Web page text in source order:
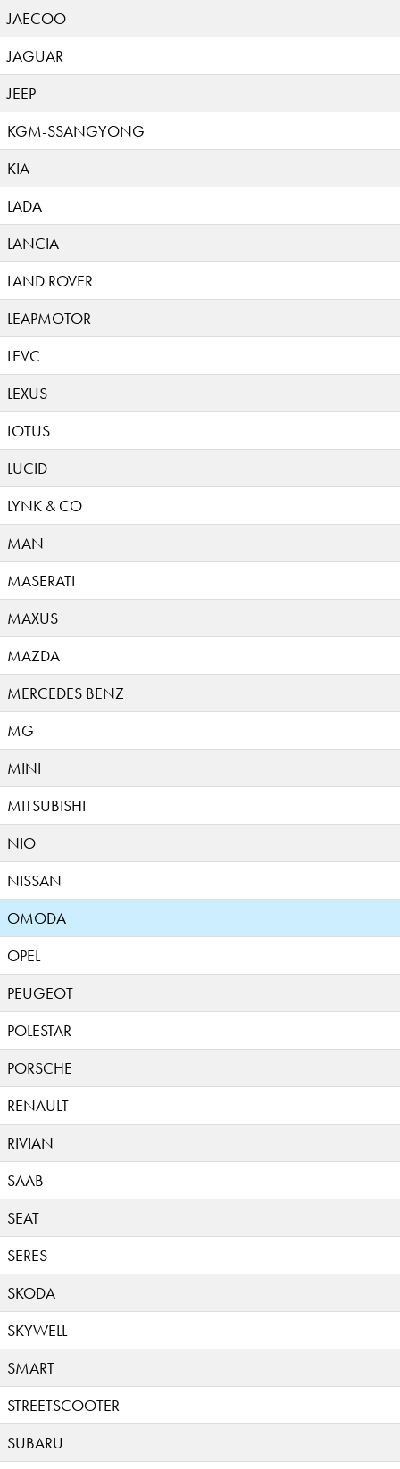
JAECOO
JAGUAR
JEEP
KGM-SSANGYONG
KIA
LADA
LANCIA
LAND ROVER
LEAPMOTOR
LEVC
LEXUS
LOTUS
LUCID
LYNK & CO
MAN
MASERATI
MAXUS
MAZDA
MERCEDES BENZ
MG
MINI
MITSUBISHI
NIO
NISSAN
OMODA
OPEL
PEUGEOT
POLESTAR
PORSCHE
RENAULT
RIVIAN
SAAB
SEAT
SERES
SKODA
SKYWELL
SMART
STREETSCOOTER
SUBARU